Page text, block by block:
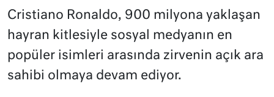
Cristiano Ronaldo, 900 milyona yaklaşan
hayran kitlesiyle sosyal medyanın en
popüler isimleri arasında zirvenin açık ara
sahibi olmaya devam ediyor.